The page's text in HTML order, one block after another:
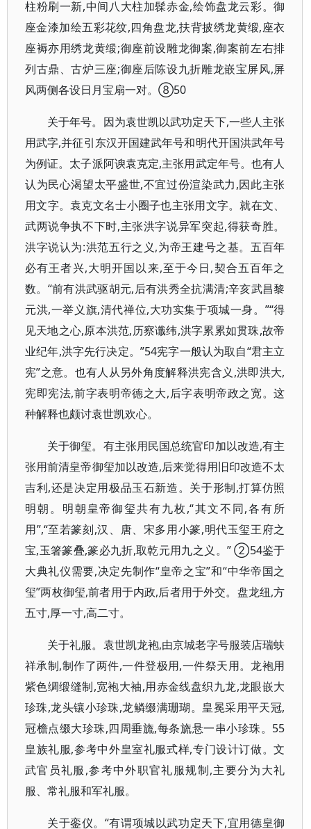
柱粉刷一新,中间八大柱加髹赤金,绘饰盘龙云彩。御
座金漆加绘五彩花纹,四角盘龙,扶背披绣龙黄缎,座衣
座褥亦用绣龙黄缎;御座前设雕龙御案,御案前左右排
列古鼎、古炉三座;御座后陈设九折雕龙嵌宝屏风,屏
风两侧各设日月宝扇一对。⑧50
关于年号。因为袁世凯以武功定天下,一些人主张
用武字,并征引东汉开国建武年号和明代开国洪武年号
为例证。太子派阿谀袁克定,主张用武定年号。也有人
认为民心渴望太平盛世,不宜过份渲染武力,因此主张
用文字。袁克文名士小圈子也主张用文字。就在文、
武两说争执不下时,主张洪字说异军突起,得获奇胜。
洪字说认为:洪范五行之义,为帝王建号之基。五百年
必有王者兴,大明开国以来,至于今日,契合五百年之
数。“前有洪武驱胡元,后有洪秀全抗满清;辛亥武昌黎
元洪,一举义旗,清代禅位,大功实集于项城一身。”“得
见天地之心,原本洪范,历察谶纬,洪字累累如贯珠,故帝
业纪年,洪字先行决定。”54宪字一般认为取自“君主立
宪”之意。也有人从另外角度解释洪宪含义,洪即洪大,
宪即宪法,前字表明帝德之大,后字表明帝政之宽。这
种解释也颇讨袁世凯欢心。
关于御玺。有主张用民国总统官印加以改造,有主
张用前清皇帝御玺加以改造,后来觉得用旧印改造不太
吉利,还是决定用极品玉石新造。关于形制,打算仿照
明朝。明朝皇帝御玺共有九枚,“其文不同,各有所
用”,“至若篆刻,汉、唐、宋多用小篆,明代玉玺王府之
宝,玉箸篆叠,篆必九折,取乾元用九之义。” ②54鉴于
大典礼仪需要,决定先制作“皇帝之宝”和“中华帝国之
玺”两枚御玺,前者用于内政,后者用于外交。盘龙纽,方
五寸,厚一寸,高二寸。
关于礼服。袁世凯龙袍,由京城老字号服装店瑞蚨
祥承制,制作了两件,一件登极用,一件祭天用。龙袍用
紫色绸缎缝制,宽袍大袖,用赤金线盘织九龙,龙眼嵌大
珍珠,龙头镶小珍珠,龙鳞缀满珊瑚。皇冕采用平天冠,
冠檐点缀大珍珠,四周垂旒,每条旒悬一串小珍珠。55
皇族礼服,参考中外皇室礼服式样,专门设计订做。文
武官员礼服,参考中外职官礼服规制,主要分为大礼
服、常礼服和军礼服。
关于銮仪。“有谓项城以武功定天下,宜用德皇御